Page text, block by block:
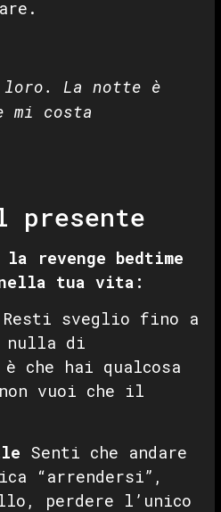
La notte è
mi costa
presente
la revenge bedtime
tua vita:
Resti sveglio fino a
nulla di
che hai qualcosa
vuoi che il
Senti che andare
“arrendersi”,
perdere l’unico